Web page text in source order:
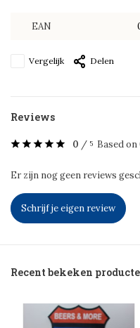
EAN
Vergelijk Delen
Reviews
0 / 5 Based
Er zijn nog geen reviews
Schrijf je eigen review
Recent bekeken